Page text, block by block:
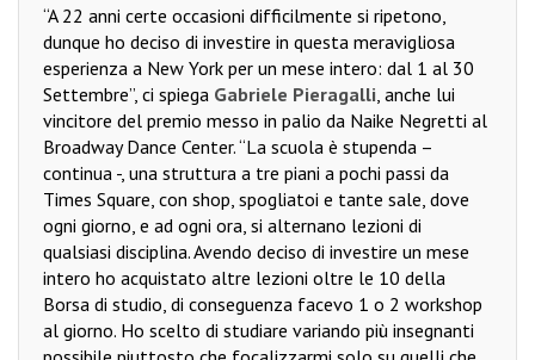
“A 22 anni certe occasioni difficilmente si ripetono,
dunque ho deciso di investire in questa meravigliosa
esperienza a New York per un mese intero: dal 1 al 30
Settembre”, ci spiega Gabriele Pieragalli, anche lui
vincitore del premio messo in palio da Naike Negretti al
Broadway Dance Center. “La scuola è stupenda –
continua -, una struttura a tre piani a pochi passi da
Times Square, con shop, spogliatoi e tante sale, dove
ogni giorno, e ad ogni ora, si alternano lezioni di
qualsiasi disciplina. Avendo deciso di investire un mese
intero ho acquistato altre lezioni oltre le 10 della
Borsa di studio, di conseguenza facevo 1 o 2 workshop
al giorno. Ho scelto di studiare variando più insegnanti